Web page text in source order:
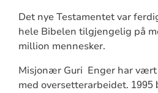
Det nye Testamentet var
hele Bibelen tilgjengelig på
million mennesker.
Misjonær Guri Enger har
med oversetterarbeidet. 1995